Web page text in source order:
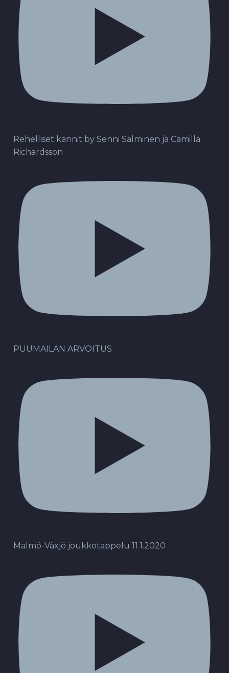
Rehelliset kännit by Senni Salminen ja Camilla
Richardsson
PUUMAILAN ARVOITUS
Malmö-Växjö joukkotappelu 11.1.2020